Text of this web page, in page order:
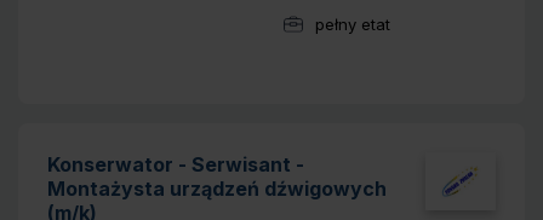
Wymiar pracy:
pełny etat
Konserwator - Serwisant -
Montażysta urządzeń dźwigowych
(m/k)